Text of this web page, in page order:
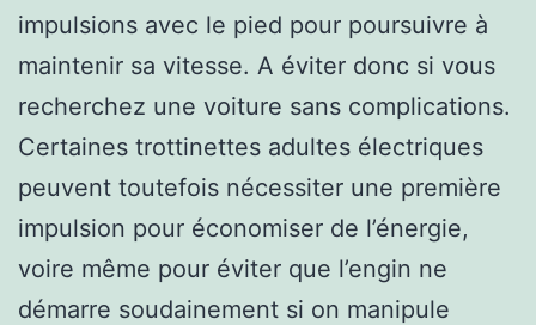
impulsions avec le pied pour poursuivre à
maintenir sa vitesse. A éviter donc si vous
recherchez une voiture sans complications.
Certaines trottinettes adultes électriques
peuvent toutefois nécessiter une première
impulsion pour économiser de l’énergie,
voire même pour éviter que l’engin ne
démarre soudainement si on manipule